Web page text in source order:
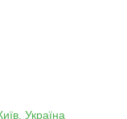
Україна